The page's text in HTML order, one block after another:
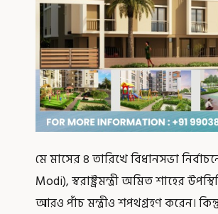
মে মাসের ৪ তারিখে বিধানসভা
Modi), স্বরাষ্ট্রমন্ত্রী অমিত শাহের
আরও পাঁচ মন্ত্রীও শপথগ্রহণ করেন।